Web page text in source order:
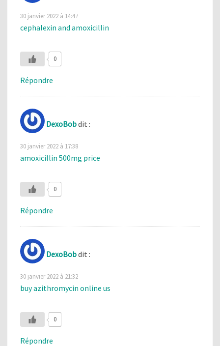
30 janvier 2022 à 14:47
cephalexin and amoxicillin
0
Répondre
DexoBobdit :
30 janvier 2022 à 17:38
amoxicillin 500mg price
0
Répondre
DexoBobdit :
30 janvier 2022 à 21:32
buy azithromycin online us
0
Répondre